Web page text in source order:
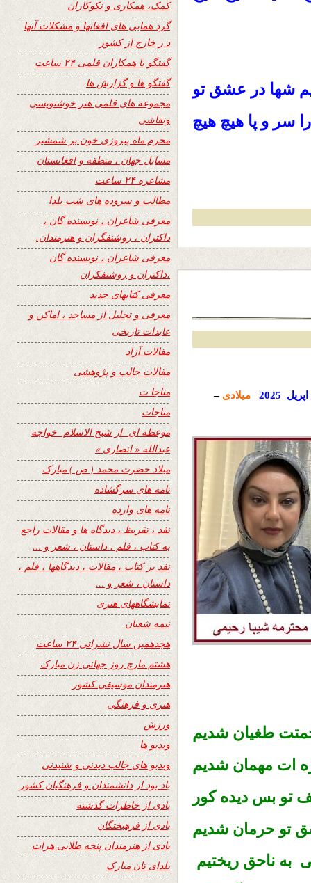
شها در عشق تو
سر و پا هيچ هيچ
اپریل 2025 میلادی –
طغيان شديم
ات مهمان شديم
تو بس ديده كور
تو حرمان شديم
به ناحق ريختيم
کمک، همکاری و نکوکاران
گرد همایی های افغانها و مشکلات آنها
د ر خارج از کشور
گفتگو با همکاران قلمی ۲۴ ساعت
گفتگو ها و گزارش ها
مجموعه های قلمی هنر خوشنویسی
ونقاشی
محرم ماه پیروزی خون بر شمشیر
مسایل جهان ، منطقه و افغانستان
مشاعره ۲۴ ساعت
مطالب و سروده های شب یلدا
معرفی شاعران ، نویسنده گان ،
داکتران ، روشنفگران و هنرمندان.
معرفی شاعران ، نویسنده گان
،داکتران و روشنفکران
معرفی کتابهای جدید
معرفی و تجلیل از مساجد ، اماکن و
عابدات تاریخی
مقالات آزاد
مقالات جالب و پژوهشی
مناجا ت
مناجات
موعظه ای از شیخ الاسلام خواجه
عبدالله « انصاری »
میلاد حضرت محمد ( ص ) مبارک
نامه های سرگشاده
نامه های وارده
نفد ، تقریظ ، دیدگاه ها و مقالات راجع
به کتاب ، فلم ، داستان ، شعر و …
نفد بر کتاب ، مقالات ، دیدگاهها ، فلم ،
داستان ، شعر و …
نمایشگاههای هنری
نیمه شعبان
هجدهمین سال نشراتی ۲۴ ساعت
هشتم مارچ روز جهانی زن مبارک
هنرمندان موسیقی کشور
هنری و فرهنگی
ورزش
ویدیو ها
ویدیو های جالب دیدنی و شنیدنی
یاد بود از دانشمندان و فرهنگیان کشور
یادی از خاطرات گذشته
یادی از فرهیختگان
یادی از هنرمندان پنجه طلایی هرات
یلدای تان مبارک